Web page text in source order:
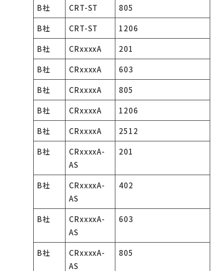
B社
CRT-ST
805
B社
CRT-ST
1206
B社
CRxxxxA
201
B社
CRxxxxA
603
B社
CRxxxxA
805
B社
CRxxxxA
1206
B社
CRxxxxA
2512
B社
CRxxxxA-
AS
201
B社
CRxxxxA-
AS
402
B社
CRxxxxA-
AS
603
B社
CRxxxxA-
AS
805